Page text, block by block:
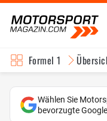
Formel 1
Wählen Sie
bevorzugte